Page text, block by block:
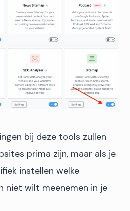
bij deze tools zullen
prima zijn, maar als je
instellen welke
niet wilt meenemen in je